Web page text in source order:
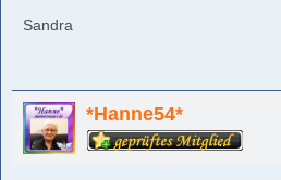
Sandra
*Hanne54*